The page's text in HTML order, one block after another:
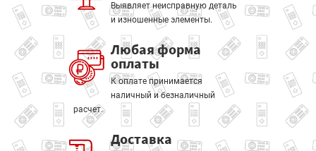
Выявляет неисправную деталь
и изношенные элементы.
Любая форма
оплаты
К оплате принимается
наличный и безналичный
расчет.
Доставка